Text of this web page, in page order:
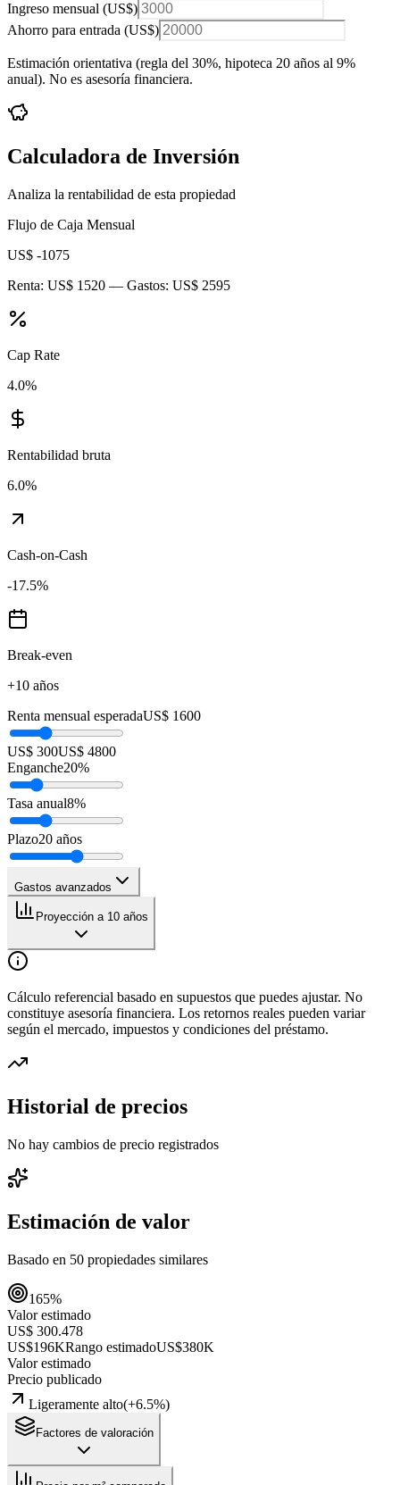
Ingreso mensual (US$)
Ahorro para entrada (US$)
Estimación orientativa (regla del 30%, hipoteca 20 años al 9%
anual). No es asesoría financiera.
Calculadora de Inversión
Analiza la rentabilidad de esta propiedad
Flujo de Caja Mensual
US$ -1075
Renta: US$ 1520 — Gastos: US$ 2595
Cap Rate
4.0%
Rentabilidad bruta
6.0%
Cash-on-Cash
-17.5%
Break-even
+10 años
Renta mensual esperadaUS$ 1600
US$ 300US$ 4800
Enganche20%
Tasa anual8%
Plazo20 años
Gastos avanzados
Proyección a 10 años
Cálculo referencial basado en supuestos que puedes ajustar. No
constituye asesoría financiera. Los retornos reales pueden variar
según el mercado, impuestos y condiciones del préstamo.
Historial de precios
No hay cambios de precio registrados
Estimación de valor
Basado en 50 propiedades similares
165%
Valor estimado
US$ 300.478
US$196KRango estimadoUS$380K
Valor estimado
Precio publicado
Ligeramente alto(+6.5%)
Factores de valoración